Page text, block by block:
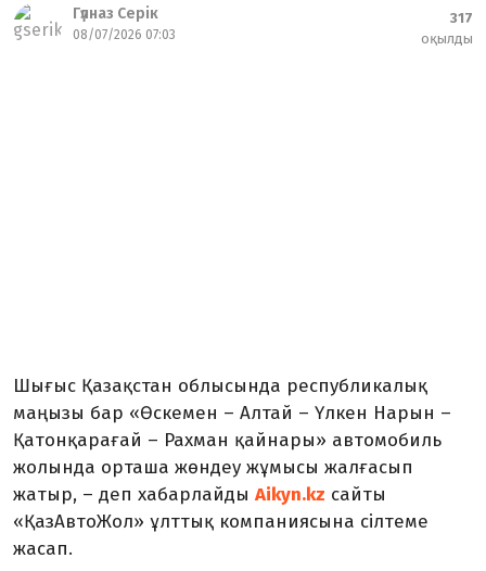
Гүлназ Серік
08/07/2026 07:03
317
оқылды
Шығыс Қазақстан облысында республикалық
маңызы бар «Өскемен – Алтай – Үлкен Нарын –
Қатонқарағай – Рахман қайнары» автомобиль
жолында орташа жөндеу жұмысы жалғасып
жатыр, – деп хабарлайды Aikyn.kz сайты
«ҚазАвтоЖол» ұлттық компаниясына сілтеме
жасап.